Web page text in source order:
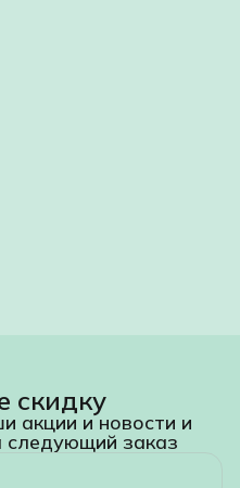
скидку
акции и новости и
следующий заказ